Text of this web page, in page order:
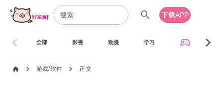
search 下载APP
全部 影视 动漫 学习 sports_esports
chevron_left chevron_right
home chevron_right 游戏/软件 chevron_right 正文